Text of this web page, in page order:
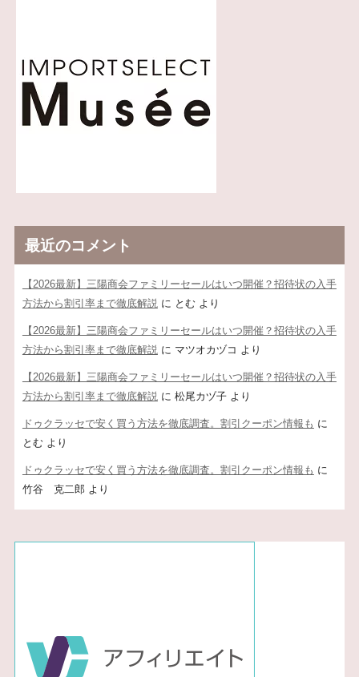
最近のコメント
【2026最新】三陽商会ファミリーセールはいつ開催？招待状の入手
方法から割引率まで徹底解説に とむ より
【2026最新】三陽商会ファミリーセールはいつ開催？招待状の入手
方法から割引率まで徹底解説に マツオカヅコ より
【2026最新】三陽商会ファミリーセールはいつ開催？招待状の入手
方法から割引率まで徹底解説に 松尾カヅ子より
ドゥクラッセで安く買う方法を徹底調査。割引クーポン情報も に
とむ より
ドゥクラッセで安く買う方法を徹底調査。割引クーポン情報も に
竹谷 克二郎 より